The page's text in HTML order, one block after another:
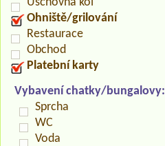
Ohniště/grilování
Restaurace
Obchod
Platební karty
Vybavení chatky/bungalovy:
Sprcha
WC
Voda